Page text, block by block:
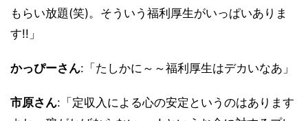
もらい放題(笑)。そういう福利厚生がいっぱいありま
す!!」
かっぴーさん:「たしかに～～福利厚生はデカいなあ」
市原さん:「定収入による心の安定というのはあります